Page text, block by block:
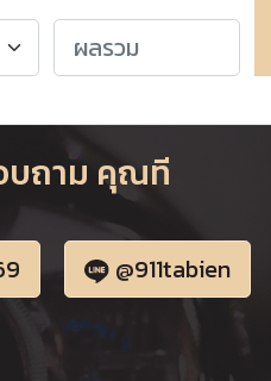
ถาม คุณที
@911tabien